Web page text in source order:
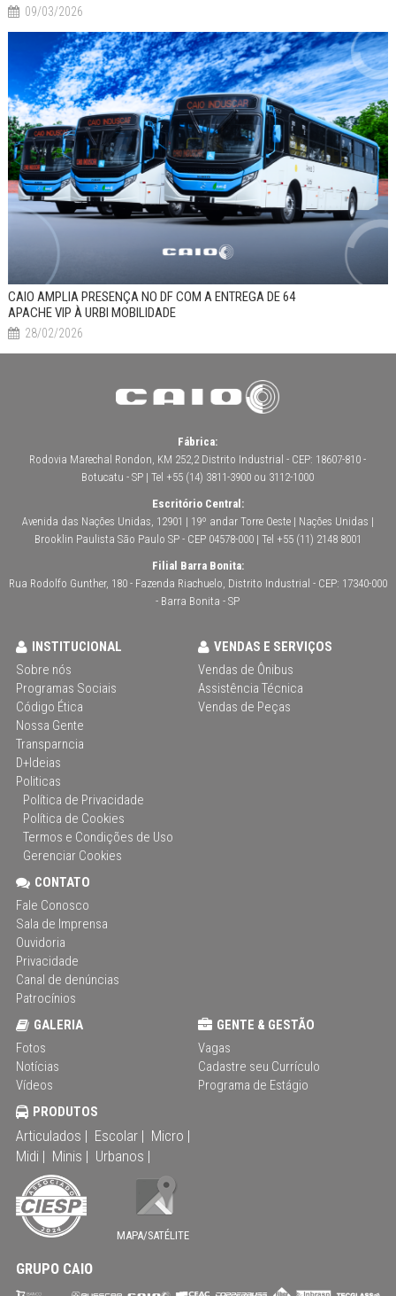
09/03/2026
CAIO AMPLIA PRESENÇA NO DF COM A ENTREGA DE 64
APACHE VIP À URBI MOBILIDADE
28/02/2026
Fábrica:
Rodovia Marechal Rondon, KM 252,2 Distrito Industrial - CEP: 18607-810 -
Botucatu - SP | Tel +55 (14) 3811-3900 ou 3112-1000
Escritório Central:
Avenida das Nações Unidas, 12901 | 19º andar Torre Oeste | Nações Unidas |
Brooklin Paulista São Paulo SP - CEP 04578-000 | Tel +55 (11) 2148 8001
Filial Barra Bonita:
Rua Rodolfo Gunther, 180 - Fazenda Riachuelo, Distrito Industrial - CEP: 17340-000
- Barra Bonita - SP
INSTITUCIONAL
Sobre nós
Programas Sociais
Código Ética
Nossa Gente
Transparncia
D+Ideias
Politicas
Política de Privacidade
Política de Cookies
Termos e Condições de Uso
Gerenciar Cookies
VENDAS E SERVIÇOS
Vendas de Ônibus
Assistência Técnica
Vendas de Peças
CONTATO
Fale Conosco
Sala de Imprensa
Ouvidoria
Privacidade
Canal de denúncias
Patrocínios
GALERIA
Fotos
Notícias
Vídeos
GENTE & GESTÃO
Vagas
Cadastre seu Currículo
Programa de Estágio
PRODUTOS
Articulados | Escolar | Micro |
Midi | Minis | Urbanos |
MAPA/SATÉLITE
GRUPO CAIO